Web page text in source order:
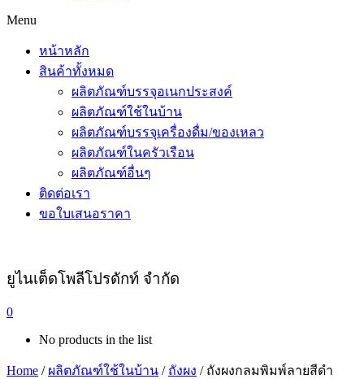
Menu
หน้าหลัก
สินค้าทั้งหมด
ผลิตภัณฑ์บรรจุอเนกประสงค์
ผลิตภัณฑ์ใช้ในบ้าน
ผลิตภัณฑ์บรรจุเครื่องดื่ม/ของเหลว
ผลิตภัณฑ์ในครัวเรือน
ผลิตภัณฑ์อื่นๆ
ติดต่อเรา
ขอใบเสนอราคา
ยูไนเต็ดโพลีโปรดักท์ จำกัด
0
No products in the list
Home / ผลิตภัณฑ์ใช้ในบ้าน / ถังผง / ถังผงกลมพิมพ์ลายสีดำ